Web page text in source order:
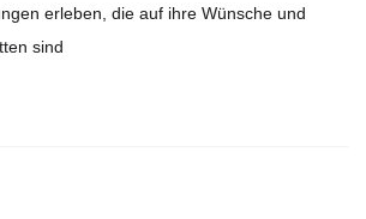
erleben, die auf ihre Wünsche und
sind